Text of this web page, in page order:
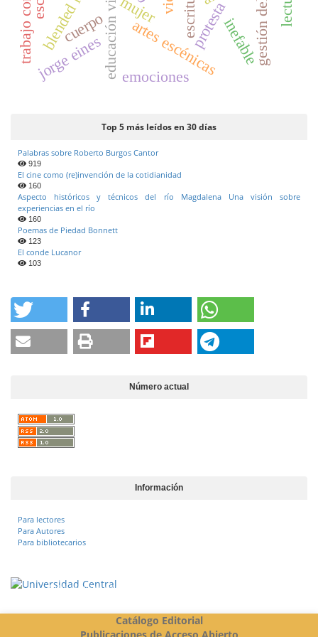
educación virtualmujer protesta
artes escénicas
jorge eines emociones
cuerpo inefable
escritura
Top 5 más leídos en 30 días
Palabras sobre Roberto Burgos Cantor
919
El cine como (re)invención de la cotidianidad
160
Aspecto históricos y técnicos del río Magdalena Una visión sobre
experiencias en el río
160
Poemas de Piedad Bonnett
123
El conde Lucanor
103
Número actual
Información
Para lectores
Para Autores
Para bibliotecarios
Vigilada Mineducación
Catálogo Editorial